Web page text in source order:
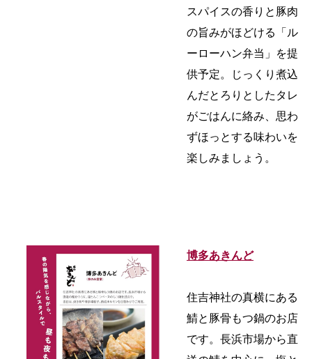
スパイスの香りと豚肉
の旨みがほどける「ル
ーローハン弁当」を提
供予定。じっくり煮込
んだとろりとしたタレ
がごはんに絡み、思わ
ずほっとする味わいを
楽しみましょう。
博多あきんど
住吉神社の真横にある
鯖と豚骨もつ鍋のお店
です。長浜市場から直